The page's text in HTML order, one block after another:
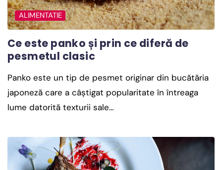
ALIMENTATIE
Ce este panko și prin ce diferă de
pesmetul clasic
Panko este un tip de pesmet originar din bucătăria
japoneză care a câștigat popularitate în întreaga
lume datorită texturii sale…